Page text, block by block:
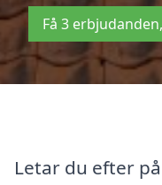
Få 3
Letar du efter